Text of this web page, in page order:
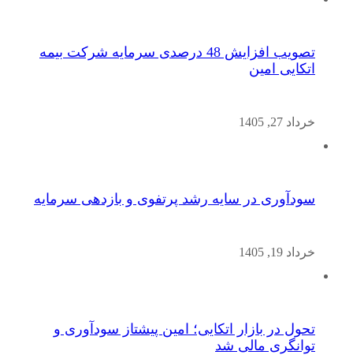
تصویب افزایش 48 درصدی سرمایه شرکت بیمه
اتکایی امین
خرداد 27, 1405
سودآوری در سایه رشد پرتفوی و بازدهی سرمایه
خرداد 19, 1405
تحول در بازار اتکایی؛ امین پیشتاز سودآوری و
توانگری مالی شد